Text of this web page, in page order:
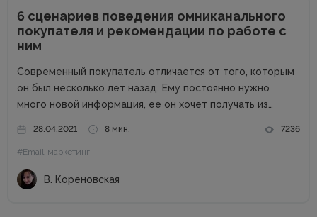
6 сценариев поведения омниканального
покупателя и рекомендации по работе с
ним
Современный покупатель отличается от того, которым
он был несколько лет назад. Ему постоянно нужно
много новой информация, ее он хочет получать из
омниканальным и он должен быть приоритетом бренда,
так как средний чек его...
28.04.2021 8 мин. 7236
#Email-маркетинг
В. Кореновская